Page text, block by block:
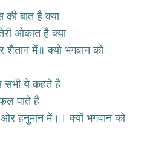
की बात है क्या
ओकात है क्या
शैतान में॥ क्यो भगवान को
सभी ये कहते है
पाते है
हनुमान में।। क्यों भगवान को